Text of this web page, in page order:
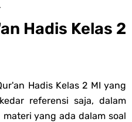
Hadis Kelas 2
Hadis Kelas 2 MI yang
referensi saja, dalam
yang ada dalam soal